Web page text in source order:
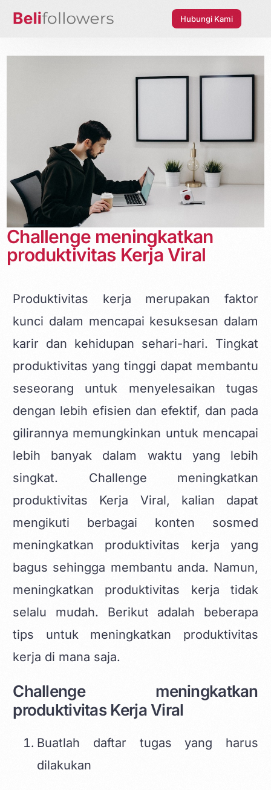
Hubungi Kami
Challenge meningkatkan
produktivitas Kerja Viral
Produktivitas kerja merupakan faktor
kunci dalam mencapai kesuksesan dalam
karir dan kehidupan sehari-hari. Tingkat
produktivitas yang tinggi dapat membantu
seseorang untuk menyelesaikan tugas
dengan lebih efisien dan efektif, dan pada
gilirannya memungkinkan untuk mencapai
lebih banyak dalam waktu yang lebih
singkat. Challenge meningkatkan
produktivitas Kerja Viral, kalian dapat
mengikuti berbagai konten sosmed
meningkatkan produktivitas kerja yang
bagus sehingga membantu anda. Namun,
meningkatkan produktivitas kerja tidak
selalu mudah. Berikut adalah beberapa
tips untuk meningkatkan produktivitas
kerja di mana saja.
Challenge meningkatkan
produktivitas Kerja Viral
Buatlah daftar tugas yang harus
dilakukan